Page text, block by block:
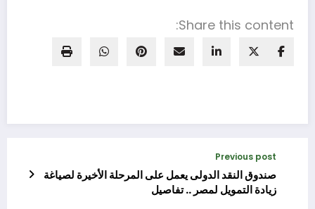
Share this content:
Previous post
صندوق النقد الدولى يعمل على المرحلة الأخيرة لصياغة
زيادة التمويل لمصر .. تفاصيل